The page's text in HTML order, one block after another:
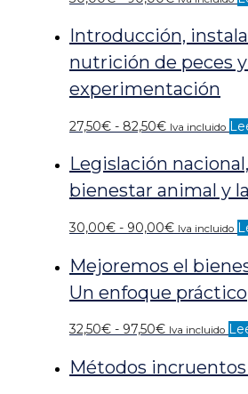
precios:
30,00€
hasta
Introducción,
nutrición de peces
experimentación
27,50€ - 82,50€Rango
precios:
desde
27,50€
hasta
82,50€
Iva incluido
Legislación
bienestar animal y
30,00€ - 90,00€Rango
precios:
desde
30,00€
90,00€
Iva incluido
Mejoremos el
Un enfoque práctico
32,50€ - 97,50€Rango
precios:
Iva incluido
Métodos